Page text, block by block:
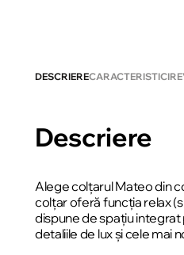
DESCRIERECARACTERISTICI
Descriere
Alege colțarul Mateo din
colțar oferă funcția relax
dispune de spațiu
detaliile de lux și cele mai